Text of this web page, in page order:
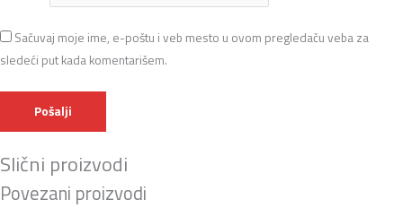
Sačuvaj moje ime, e-poštu i veb mesto u ovom pregledaču veba za
sledeći put kada komentarišem.
Slični proizvodi
Povezani proizvodi